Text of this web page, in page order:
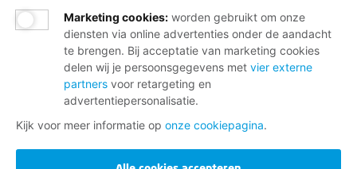
Marketing cookies: worden gebruikt om onze
diensten via online advertenties onder de aandacht
te brengen. Bij acceptatie van marketing cookies
delen wij je persoonsgegevens met vier externe
partners voor retargeting en
advertentiepersonalisatie.
Kijk voor meer informatie op onze cookiepagina.